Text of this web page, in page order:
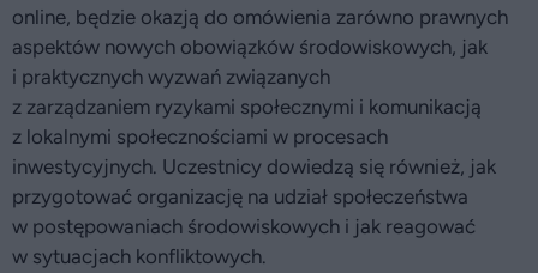
online, będzie okazją do omówienia zarówno prawnych
aspektów nowych obowiązków środowiskowych, jak
i praktycznych wyzwań związanych
z zarządzaniem ryzykami społecznymi i komunikacją
z lokalnymi społecznościami w procesach
inwestycyjnych. Uczestnicy dowiedzą się również, jak
przygotować organizację na udział społeczeństwa
w postępowaniach środowiskowych i jak reagować
w sytuacjach konfliktowych.